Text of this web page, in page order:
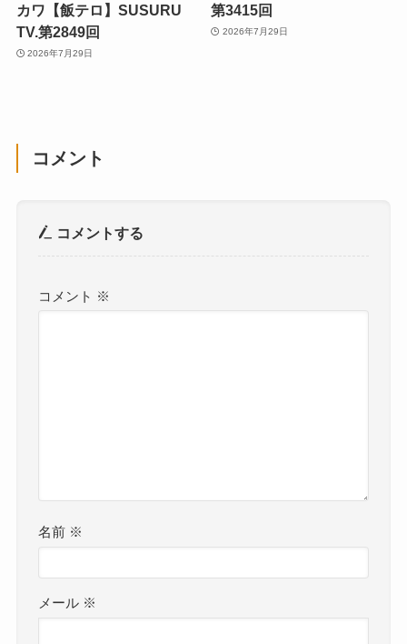
カワ【飯テロ】SUSURU
TV.第2849回
2026年7月29日
第3415回
2026年7月29日
コメント
コメントする
コメント ※
名前 ※
メール ※